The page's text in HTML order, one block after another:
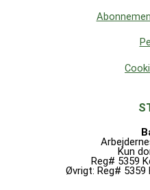
Kun
Reg# 5359
Øvrigt: Reg# 5359